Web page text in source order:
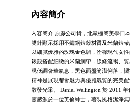
內容簡介
內容簡介 原廠公司貨，北歐極簡美學日
雙針顯示採用不鏽鋼錶殼材質及米蘭錶帶
以細膩優雅的玫瑰金色調，詮釋現代女
錶殼搭配細緻的米蘭網帶，線條流暢、
現低調奢華氣息，黑色面盤簡潔俐落，
精神是展現都會魅力與優雅氣質的完美
散發光采。 Daniel Wellington 於 2011
靈感源於一位英倫紳士，著裝風格潔淨